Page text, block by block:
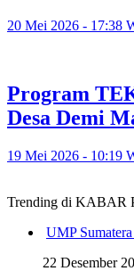
20 Mei 2026 - 17:38
Program
Desa Demi
19 Mei 2026 - 10:19
Trending di KABAR
UMP
22 Desember